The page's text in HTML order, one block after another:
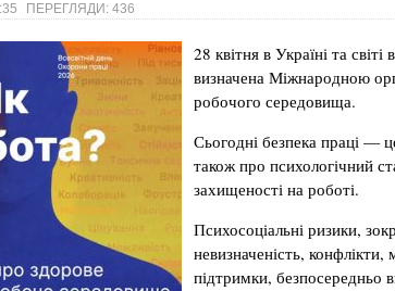
ПЕРЕГЛЯДИ: 436
28 квітня в Україні та
визначена Міжнародною
робочого середовища.
Сьогодні безпека праці —
також про психологічний
захищеності на роботі.
Психосоціальні ризики,
невизначеність, конфлікти,
підтримки, безпосередньо